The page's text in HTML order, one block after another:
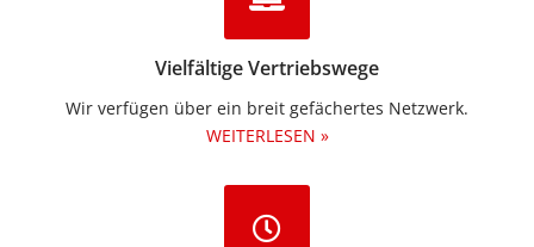
Vielfältige Vertriebswege
Wir verfügen über ein breit gefächertes Netzwerk.
WEITERLESEN »